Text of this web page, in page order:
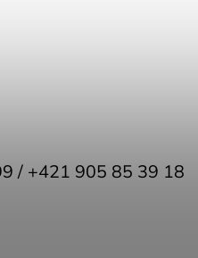
/ +421 905 85 39 18